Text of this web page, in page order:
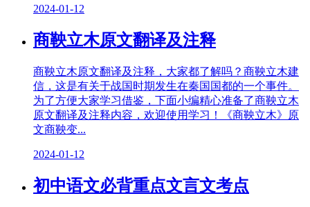
2024-01-12
商鞅立木原文翻译及注释
商鞅立木原文翻译及注释，大家都了解吗？商鞅立木建
信，这是有关于战国时期发生在秦国国都的一个事件。
为了方便大家学习借鉴，下面小编精心准备了商鞅立木
原文翻译及注释内容，欢迎使用学习！《商鞅立木》原
文商鞅变...
2024-01-12
初中语文必背重点文言文考点